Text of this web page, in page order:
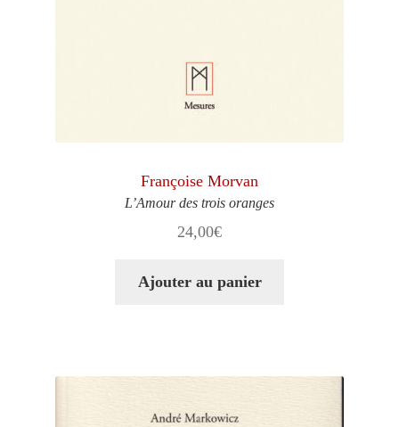
Françoise Morvan
L’Amour des trois oranges
24,00€
Ajouter au panier